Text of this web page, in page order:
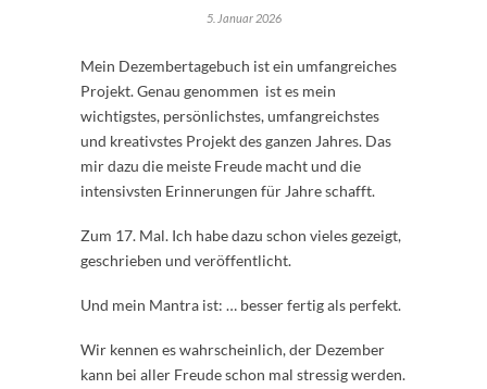
5. Januar 2026
Mein Dezembertagebuch ist ein umfangreiches
Projekt. Genau genommen ist es mein
wichtigstes, persönlichstes, umfangreichstes
und kreativstes Projekt des ganzen Jahres. Das
mir dazu die meiste Freude macht und die
intensivsten Erinnerungen für Jahre schafft.
Zum 17. Mal. Ich habe dazu schon vieles gezeigt,
geschrieben und veröffentlicht.
Und mein Mantra ist: … besser fertig als perfekt.
Wir kennen es wahrscheinlich, der Dezember
kann bei aller Freude schon mal stressig werden.